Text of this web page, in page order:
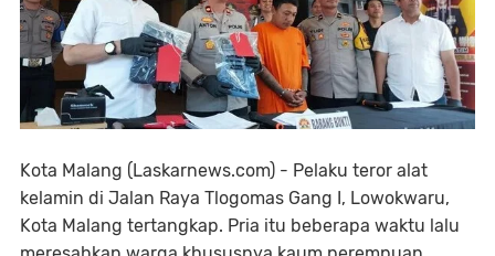
Kota Malang (Laskarnews.com) - Pelaku teror alat
kelamin di Jalan Raya Tlogomas Gang I, Lowokwaru,
Kota Malang tertangkap. Pria itu beberapa waktu lalu